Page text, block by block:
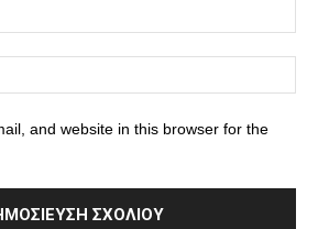
and website in this browser for the